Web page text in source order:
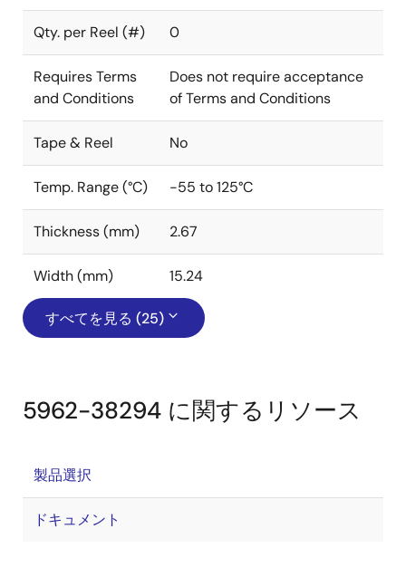
Qty. per Reel (#) 0
Requires Terms
and Conditions
Does not require acceptance
of Terms and Conditions
Tape & Reel No
Temp. Range (°C) -55 to 125°C
Thickness (mm) 2.67
Width (mm) 15.24
すべてを見る (25)
5962-38294 に関するリソース
製品選択
ドキュメント